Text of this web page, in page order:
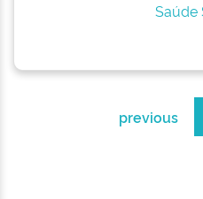
Saúde
previous